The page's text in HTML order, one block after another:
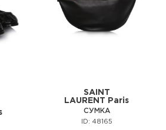
SAINT
LAURENT Paris
СУМКА
ID: 48165